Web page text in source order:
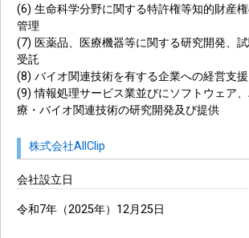
(6) 生命科学分野に関する特許権等知的財産
管理
(7) 医薬品、医療機器等に関する研究開発、
受託
(8) バイオ関連技術を有する企業への経営支援
(9) 情報処理サービス業並びにソフトウェア
療・バイオ関連技術の研究開発及び提供
株式会社AllClip
会社設立日
令和7年（2025年）12月25日